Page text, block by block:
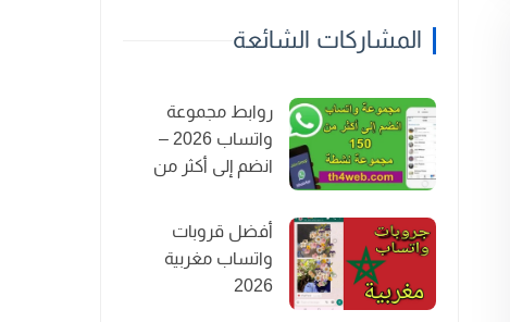
المشاركات الشائعة
روابط مجموعة
واتساب 2026 –
انضم إلى أكثر من
أفضل قروبات
واتساب مغربية
2026